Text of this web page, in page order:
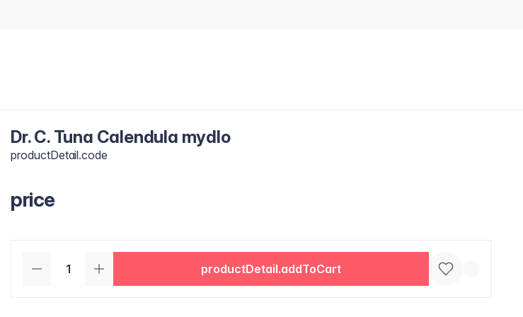
Dr. C. Tuna Calendula mydlo
productDetail.code
price
productDetail.addToCart